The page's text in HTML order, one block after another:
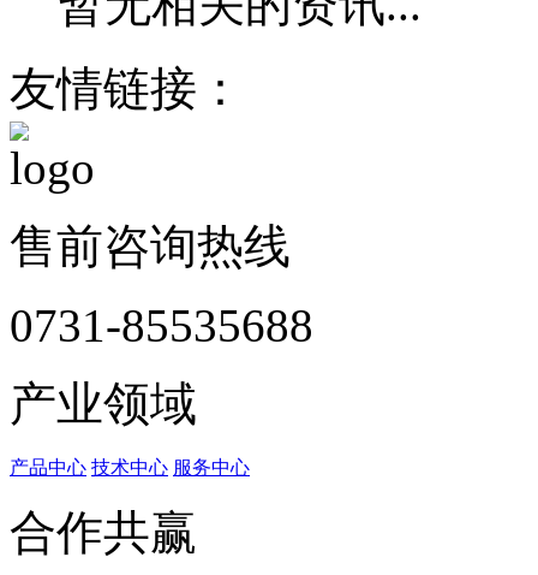
友情链接：
售前咨询热线
0731-85535688
产业领域
产品中心 技术中心 服务中心
合作共赢